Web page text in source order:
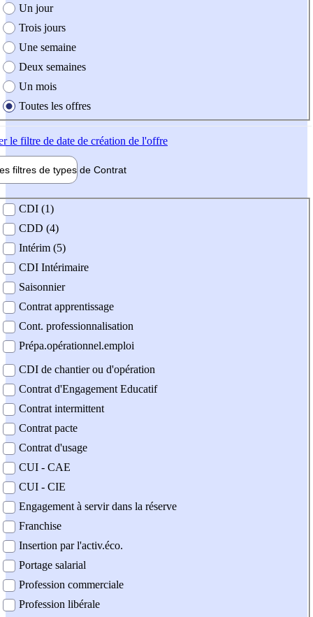
création de l'offre
Un jour
Trois jours
Une semaine
Deux semaines
Un mois
Toutes les offres
le filtre de date de création de l'offre
filtres de types de Contrat
contrat
CDI (1)
CDD (4)
Intérim (5)
CDI Intérimaire
Saisonnier
Contrat apprentissage
Cont. professionnalisation
Prépa.opérationnel.emploi
CDI de chantier ou d'opération
Contrat d'Engagement Educatif
Contrat intermittent
Contrat pacte
Contrat d'usage
CUI - CAE
CUI - CIE
Engagement à servir dans la réserve
Franchise
Insertion par l'activ.éco.
Portage salarial
Profession commerciale
Profession libérale